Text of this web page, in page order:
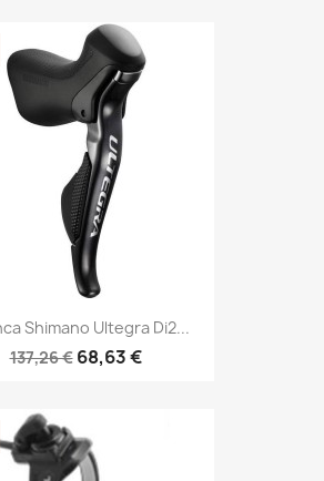
Shimano Ultegra Di2...
137,26 € 68,63 €